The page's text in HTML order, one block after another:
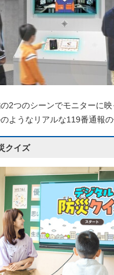
2つのシーンでモニターに
ようなリアルな119番通報の
クイズ